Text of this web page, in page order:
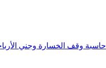
حاسبة وقف الخسارة وجني